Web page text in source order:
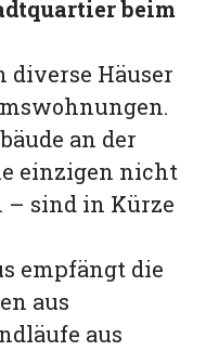
beim
diverse Häuser
an der
einzigen nicht
– sind in Kürze
empfängt die
aus
aus